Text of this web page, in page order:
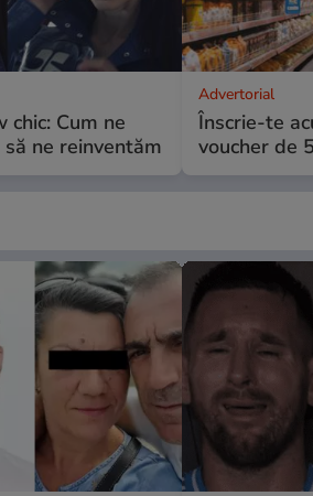
chic: Cum ne
ne reinventăm
Advertorial
Înscrie-te
voucher de